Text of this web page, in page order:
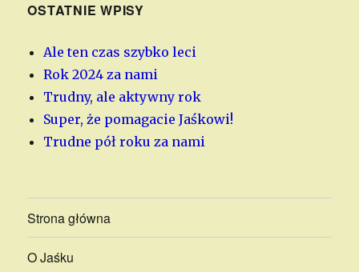
OSTATNIE WPISY
Ale ten czas szybko leci
Rok 2024 za nami
Trudny, ale aktywny rok
Super, że pomagacie Jaśkowi!
Trudne pół roku za nami
Strona główna
O Jaśku